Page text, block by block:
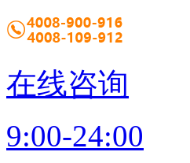
在线咨询
9:00-24:00